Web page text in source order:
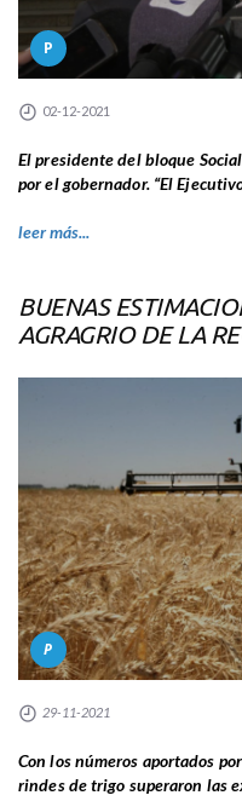
P
02-12-2021
El presidente del bloque
por el gobernador. “El
leer más...
BUENAS
AGRAGRIO DE LA
P
29-11-2021
Con los números aportados
rindes de trigo superaron las